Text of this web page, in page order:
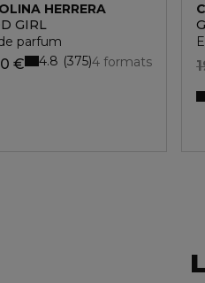
HERRERA
GIRL
parfum
€ 4 formats
4.8 375